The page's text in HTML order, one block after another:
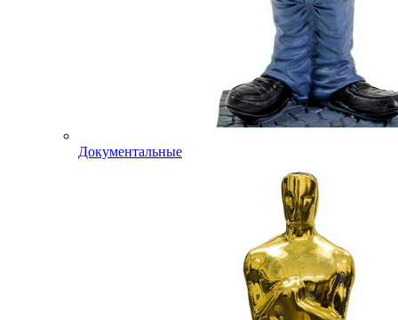
Документальные